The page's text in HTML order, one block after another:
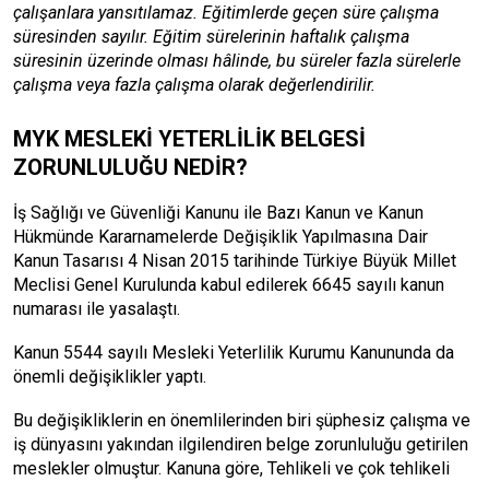
çalışanlara yansıtılamaz. Eğitimlerde geçen süre çalışma
süresinden sayılır. Eğitim sürelerinin haftalık çalışma
süresinin üzerinde olması hâlinde, bu süreler fazla sürelerle
çalışma veya fazla çalışma olarak değerlendirilir.
MYK MESLEKİ YETERLİLİK BELGESİ
ZORUNLULUĞU NEDİR?
İş Sağlığı ve Güvenliği Kanunu ile Bazı Kanun ve Kanun
Hükmünde Kararnamelerde Değişiklik Yapılmasına Dair
Kanun Tasarısı 4 Nisan 2015 tarihinde Türkiye Büyük Millet
Meclisi Genel Kurulunda kabul edilerek 6645 sayılı kanun
numarası ile yasalaştı.
Kanun 5544 sayılı Mesleki Yeterlilik Kurumu Kanununda da
önemli değişiklikler yaptı.
Bu değişikliklerin en önemlilerinden biri şüphesiz çalışma ve
iş dünyasını yakından ilgilendiren belge zorunluluğu getirilen
meslekler olmuştur. Kanuna göre, Tehlikeli ve çok tehlikeli